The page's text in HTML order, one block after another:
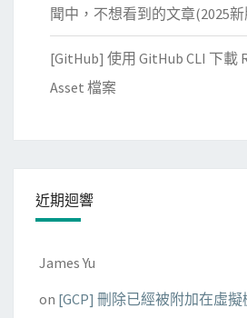
聞中，不想看到的文章(2025新
[GitHub] 使用 GitHub CLI 下載
Asset 檔案
近期迴響
James Yu
on [GCP] 刪除已經被附加在虛